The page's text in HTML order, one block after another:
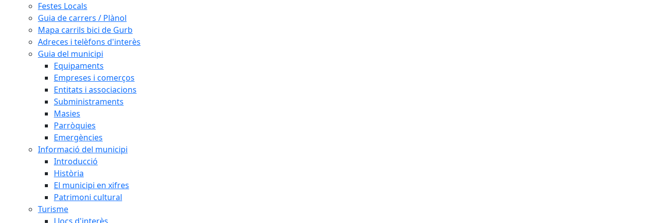
Festes Locals
Guia de carrers / Plànol
Mapa carrils bici de Gurb
Adreces i telèfons d'interès
Guia del municipi
Equipaments
Empreses i comerços
Entitats i associacions
Subministraments
Masies
Parròquies
Emergències
Informació del municipi
Introducció
Història
El municipi en xifres
Patrimoni cultural
Turisme